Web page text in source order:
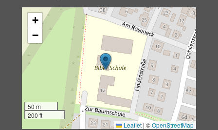
+
−
50 m
200 ft
Leaflet | ©OpenStreetMap